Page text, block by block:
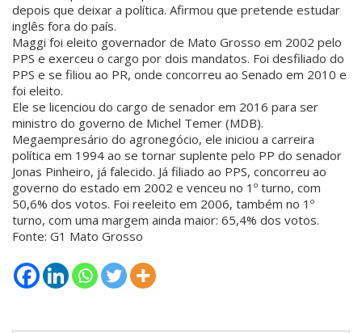
depois que deixar a política. Afirmou que pretende estudar
inglês fora do país.
Maggi foi eleito governador de Mato Grosso em 2002 pelo
PPS e exerceu o cargo por dois mandatos. Foi desfiliado do
PPS e se filiou ao PR, onde concorreu ao Senado em 2010 e
foi eleito.
Ele se licenciou do cargo de senador em 2016 para ser
ministro do governo de Michel Temer (MDB).
Megaempresário do agronegócio, ele iniciou a carreira
política em 1994 ao se tornar suplente pelo PP do senador
Jonas Pinheiro, já falecido. Já filiado ao PPS, concorreu ao
governo do estado em 2002 e venceu no 1º turno, com
50,6% dos votos. Foi reeleito em 2006, também no 1º
turno, com uma margem ainda maior: 65,4% dos votos.
Fonte: G1 Mato Grosso